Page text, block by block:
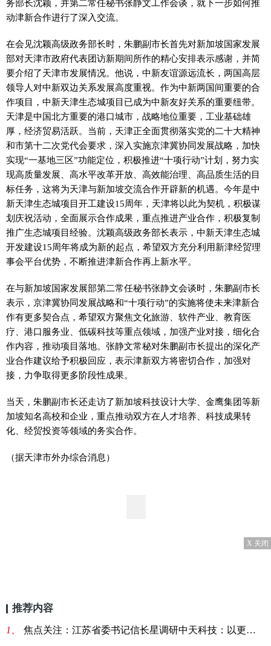
务部长沈颖，并第二常任秘书张静文工作会谈，就下一步如何推
动津新合作进行了深入交流。
在会见沈颖高级政务部长时，朱鹏副市长首先对新加坡国家发展
部对天津市政府代表团访新期间所作的精心安排表示感谢，并简
要介绍了天津市发展情况。他说，中新友谊源远流长，两国高层
领导人对中新双边关系发展高度重视。作为中新两国间重要的合
作项目，中新天津生态城项目已成为中新友好关系的重要纽带。
天津是中国北方重要的港口城市，战略地位重要，工业基础雄
厚，经济贸易活跃。当前，天津正全面贯彻落实党的二十大精神
和市第十二次党代会要求，深入实施京津冀协同发展战略，加快
实现“一基地三区”功能定位，积极推进“十项行动”计划，努力实
现高质量发展、高水平改革开放、高效能治理、高品质生活的目
标任务，这将为天津与新加坡交流合作开辟新的机遇。今年是中
新天津生态城项目开工建设15周年，天津将以此为契机，积极谋
划庆祝活动，全面展示合作成果，重点推进产业合作，积极复制
推广生态城项目经验。沈颖高级政务部长表示，中新天津生态城
开发建设15周年将成为新的起点，希望双方充分利用新津经贸理
事会平台优势，不断推进津新合作再上新水平。
在与新加坡国家发展部第二常任秘书张静文会谈时，朱鹏副市长
表示，京津冀协同发展战略和“十项行动”的实施将使未来津新合
作有更多契合点，希望双方聚焦文化旅游、软件产业、教育医
疗、港口服务业、低碳科技等重点领域，加强产业对接，细化合
作内容，推动项目落地。张静文常秘对朱鹏副市长提出的深化产
业合作建议给予积极回应，表示津新双方将密切合作，加强对
接，力争取得更多阶段性成果。
当天，朱鹏副市长还走访了新加坡科技设计大学、金鹰集团等新
加坡知名高校和企业，重点推动双方在人才培养、科技成果转
化、经贸投资等领域的务实合作。
（据天津市外办综合消息）
X 关闭
推荐内容
1、 焦点关注：江苏省委书记信长星调研中天科技：以更多拳头产品抢占竞争制高点